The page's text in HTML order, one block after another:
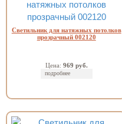
Светильник для натяжных потолков
прозрачный 002120
Цена: 969 руб.
подробнее